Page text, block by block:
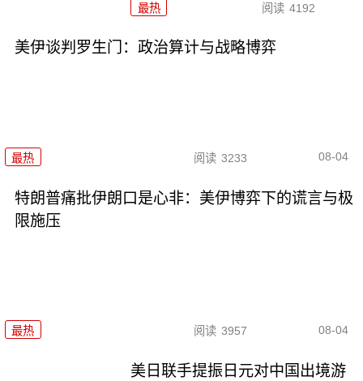
最热 阅读 4192
美伊谈判罗生门：政治算计与战略博弈
最热 阅读 3233 08-04
特朗普痛批伊朗口是心非：美伊博弈下的谎言与极
限施压
最热 阅读 3957 08-04
美日联手提振日元对中国出境游